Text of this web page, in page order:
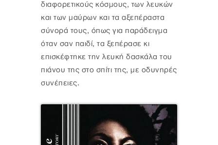
διαφορετικούς κόσμους, των λευκών
και των μαύρων και τα αξεπέραστα
σύνορά τους, όπως για παράδειγμα
όταν σαν παιδί, τα ξεπέρασε κι
επισκέφτηκε την λευκή δασκάλα του
πιάνου της στο σπίτι της, με οδυνηρές
συνέπειες.